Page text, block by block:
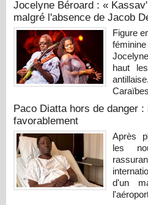
Jocelyne Béroard : «
malgré l'absence de Jacob
Figure
haut
Paco Diatta hors de danger
favorablement
Après
les
d'un